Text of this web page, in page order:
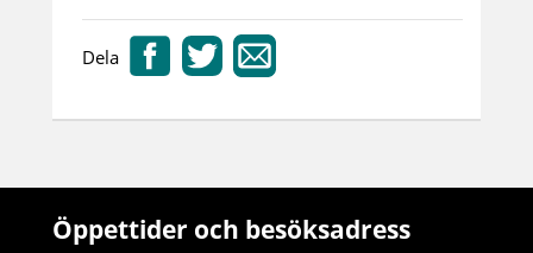
Dela
Öppettider och besöksadress